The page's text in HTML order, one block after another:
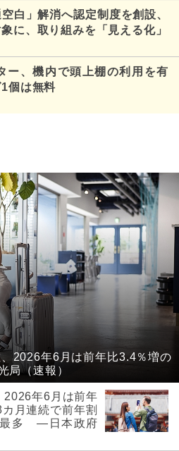
白」解消へ認定制度を創設、
に、取り組みを「見える化」
ー、機内で頭上棚の利用を有
個は無料
、2026年6月は前年比3.4％増の
（速報）
2026年6月は前年
月連続で前年割
最多 ―日本政府